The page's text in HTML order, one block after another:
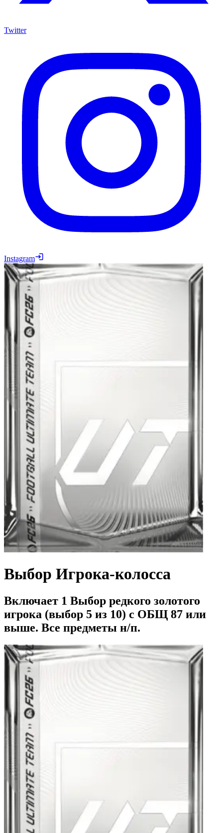
Twitter
Instagram
Выбор Игрока-колосса
Включает 1 Выбор редкого золотого
игрока (выбор 5 из 10) с ОБЩ 87 или
выше. Все предметы н/п.